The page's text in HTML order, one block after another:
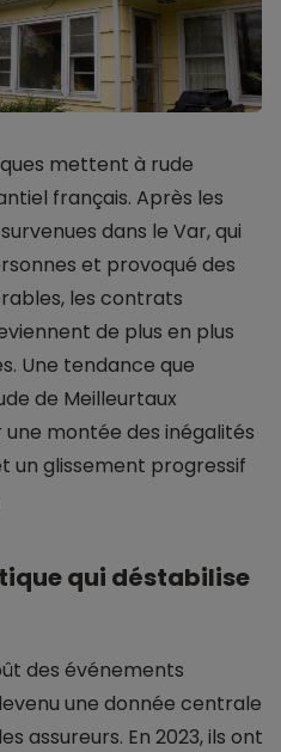
mettent à rude
français. Après les
dans le Var, qui
et provoqué des
les contrats
de plus en plus
Une tendance que
de Meilleurtaux
montée des inégalités
un glissement progressif
qui déstabilise
des événements
une donnée centrale
assureurs. En 2023, ils ont